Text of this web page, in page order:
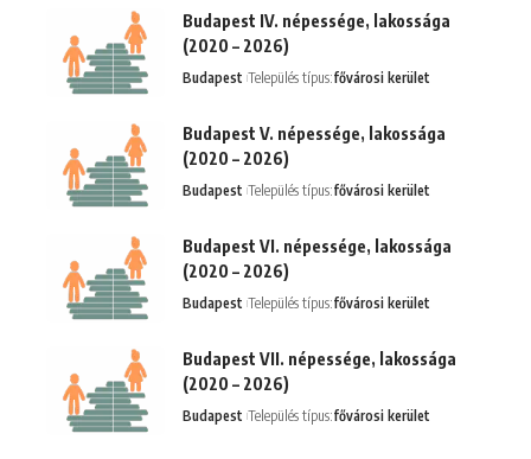
Budapest IV. népessége, lakossága
(2020 – 2026)
Budapest Település típus:fővárosi kerület
Budapest V. népessége, lakossága
(2020 – 2026)
Budapest Település típus:fővárosi kerület
Budapest VI. népessége, lakossága
(2020 – 2026)
Budapest Település típus:fővárosi kerület
Budapest VII. népessége, lakossága
(2020 – 2026)
Budapest Település típus:fővárosi kerület